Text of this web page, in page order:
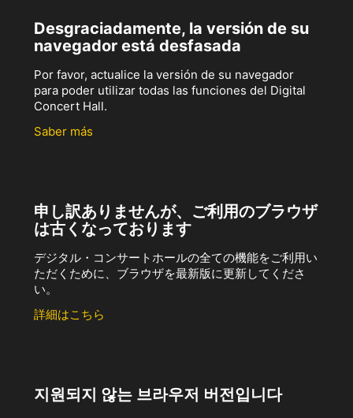
Desgraciadamente, la versión de su
navegador está desfasada
Por favor, actualice la versión de su navegador
para poder utilizar todas las funciones del Digital
Concert Hall.
Saber más
申し訳ありませんが、ご利用のブラウザ
は古くなっております
デジタル・コンサートホールの全ての機能をご利用い
ただくために、ブラウザを最新版に更新してくださ
い。
詳細はこちら
지원되지 않는 브라우저 버전입니다